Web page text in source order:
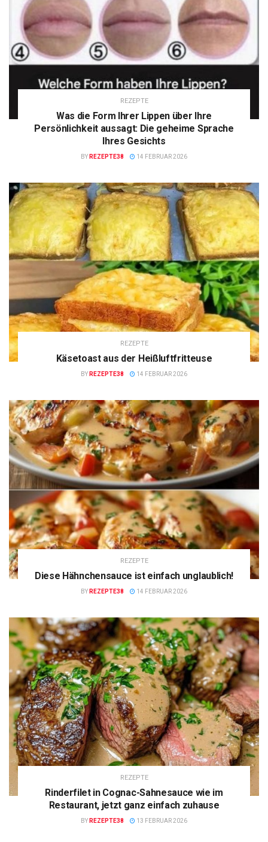
REZEPTE
Was die Form Ihrer Lippen über Ihre
Persönlichkeit aussagt: Die geheime Sprache
Ihres Gesichts
BY REZEPTE38 14 FEBRUAR 2026
REZEPTE
Käsetoast aus der Heißluftfritteuse
BY REZEPTE38 14 FEBRUAR 2026
REZEPTE
Diese Hähnchensauce ist einfach unglaublich!
BY REZEPTE38 14 FEBRUAR 2026
REZEPTE
Rinderfilet in Cognac-Sahnesauce wie im
Restaurant, jetzt ganz einfach zuhause
BY REZEPTE38 13 FEBRUAR 2026